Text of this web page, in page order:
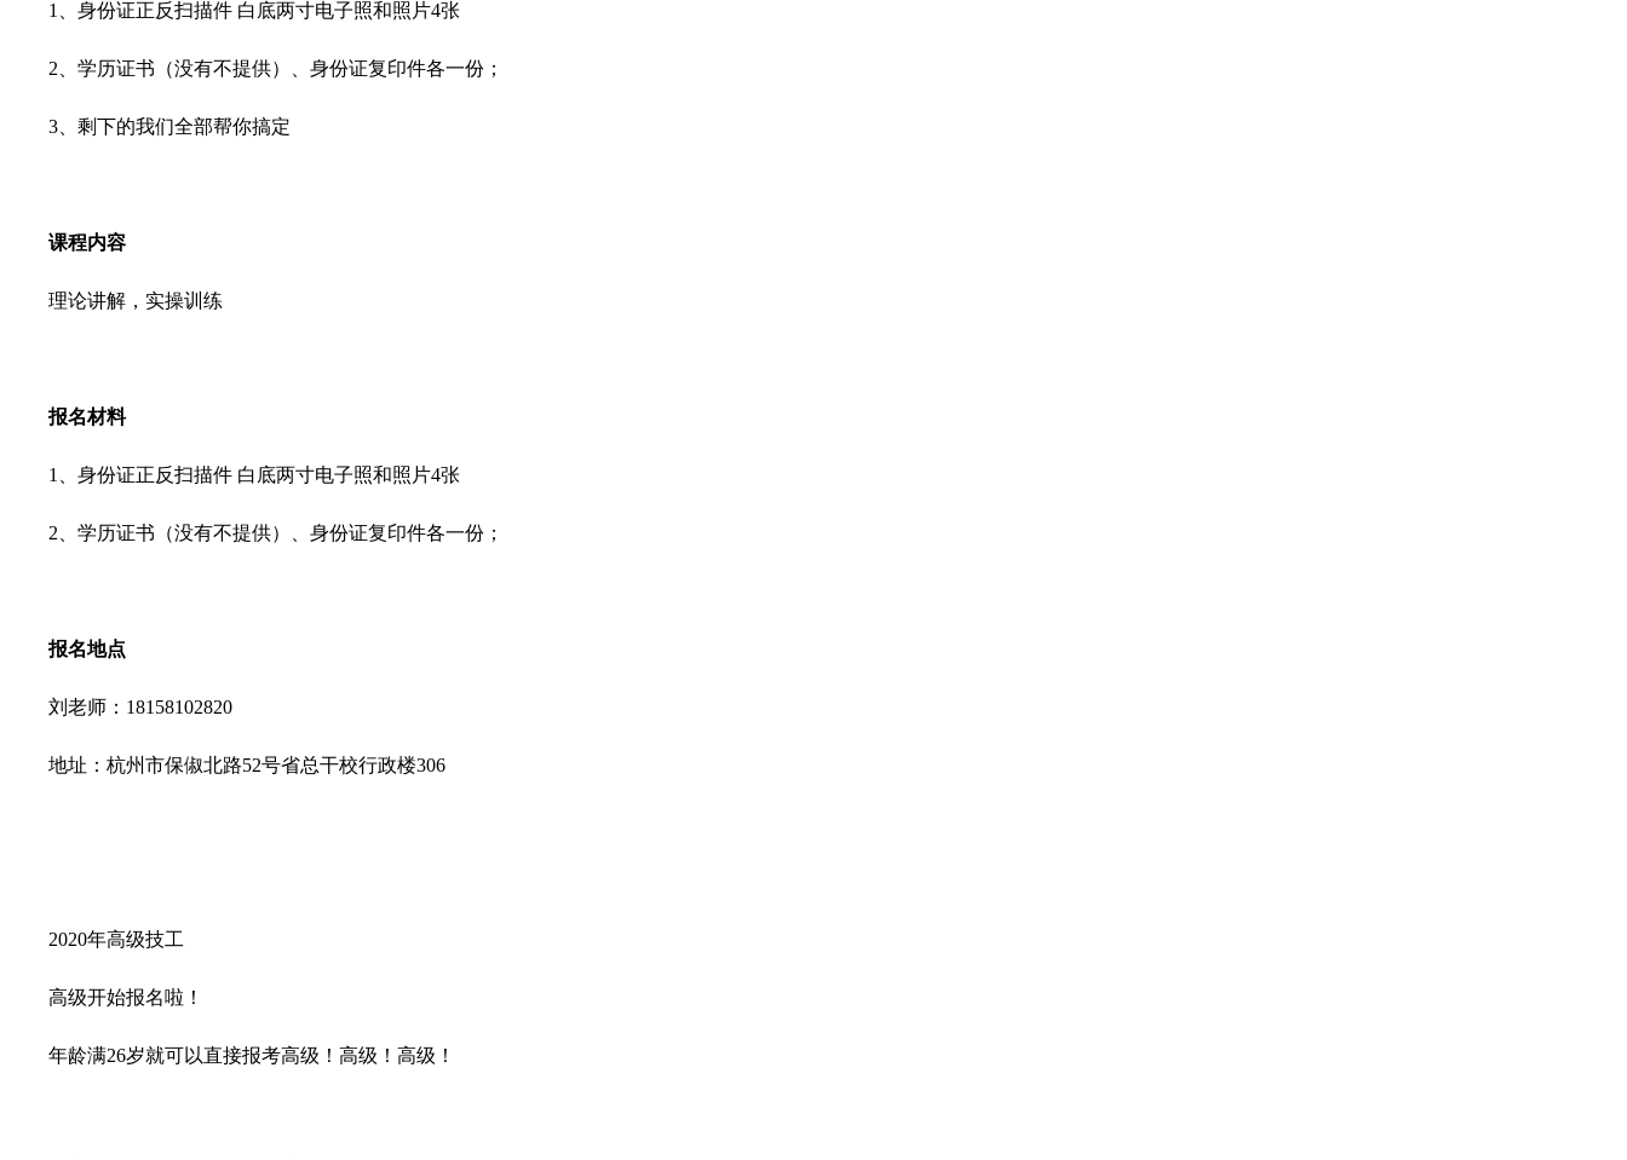
1、身份证正反扫描件 白底两寸电子照和照片4张
2、学历证书（没有不提供）、身份证复印件各一份；
3、剩下的我们全部帮你搞定
课程内容
理论讲解，实操训练
报名材料
1、身份证正反扫描件 白底两寸电子照和照片4张
2、学历证书（没有不提供）、身份证复印件各一份；
报名地点
刘老师 ：18158102820
地址： 杭州市保俶北路52号省总干校行政楼306
2020年高级技工
高级开始报名啦！
年龄满26岁就可以直接报考高级！高级！高级！